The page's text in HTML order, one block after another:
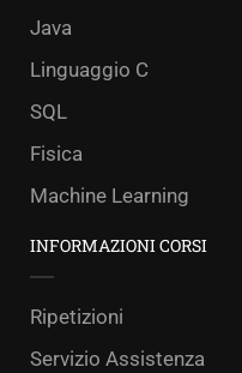
Java
Linguaggio C
SQL
Fisica
Machine Learning
INFORMAZIONI CORSI
Ripetizioni
Servizio Assistenza